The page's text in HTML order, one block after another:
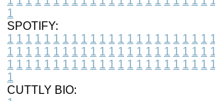
1
SPOTIFY:
1 1 1 1 1 1 1 1 1 1 1 1 1 1 1 1 1 1 1 1 1 1 1
1 1 1 1 1 1 1 1 1 1 1 1 1 1 1 1 1 1 1 1 1 1 1
1 1 1 1 1 1 1 1 1 1 1 1 1 1 1 1 1 1 1 1 1 1 1
1
CUTTLY BIO: